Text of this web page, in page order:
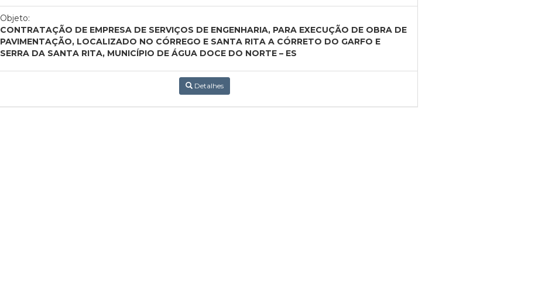
Objeto:
CONTRATAÇÃO DE EMPRESA DE SERVIÇOS DE ENGENHARIA, PARA EXECUÇÃO DE OBRA DE
PAVIMENTAÇÃO, LOCALIZADO NO CÓRREGO E SANTA RITA A CÓRRETO DO GARFO E
SERRA DA SANTA RITA, MUNICÍPIO DE ÁGUA DOCE DO NORTE – ES
Detalhes